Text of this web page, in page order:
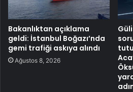
Bakanlıktan açıklama
geldi: İstanbul Boğazı’nda
gemi trafiği askıya alındı
Ağustos 8, 2026